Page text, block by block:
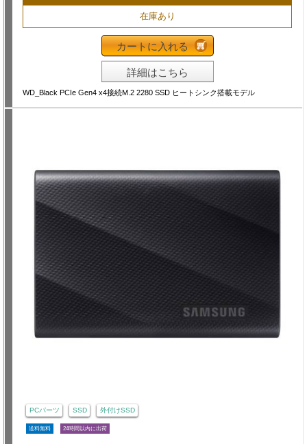
在庫あり
カートに入れる
詳細はこちら
WD_Black PCIe Gen4 x4接続M.2 2280 SSD ヒートシンク搭載モデル
PCパーツ SSD 外付けSSD
送料無料 24時間以内に出荷